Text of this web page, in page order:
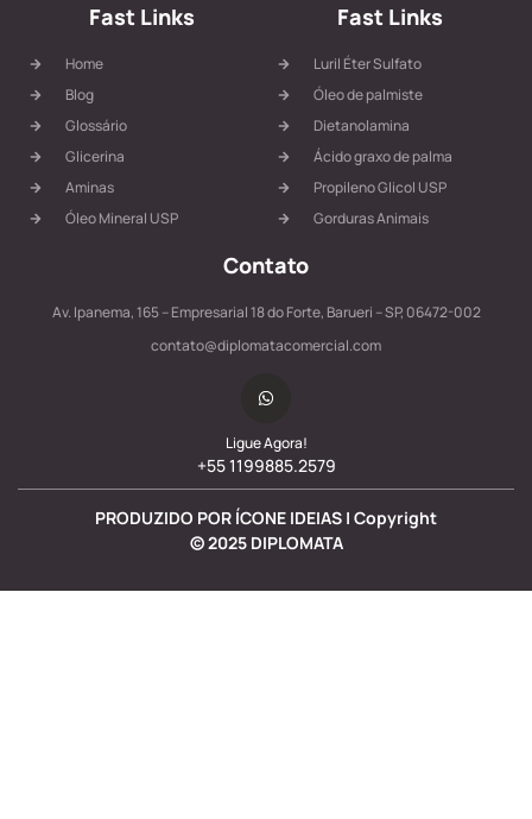
Fast Links
Home
Blog
Glossário
Glicerina
Aminas
Óleo Mineral USP
Fast Links
Luril Éter Sulfato
Óleo de palmiste
Dietanolamina
Ácido graxo de palma
Propileno Glicol USP
Gorduras Animais
Contato
Av. Ipanema, 165 – Empresarial 18 do Forte, Barueri – SP, 06472-002
contato@diplomatacomercial.com
Ligue Agora!
+55 1199885.2579
PRODUZIDO POR ÍCONE IDEIAS | Copyright
©2025DIPLOMATA